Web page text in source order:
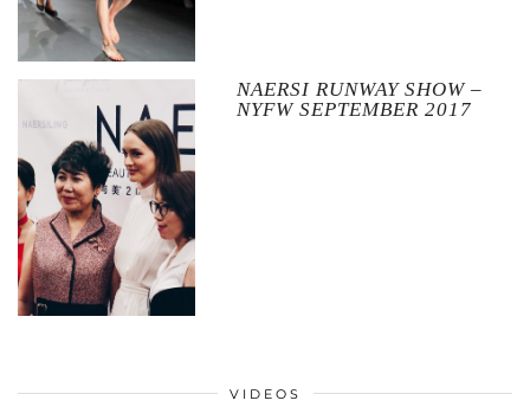
NAERSI RUNWAY SHOW –
NYFW SEPTEMBER 2017
VIDEOS